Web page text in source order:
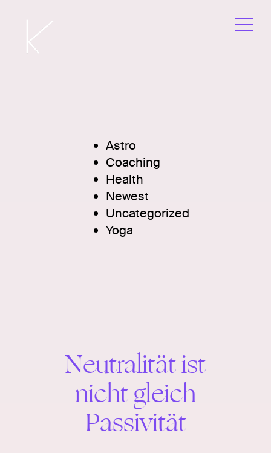
Skip
to
nicht
gleich
Passivität.
Neutralität ist
nicht gleich
Passivität
Astro
Coaching
Health
Newest
Uncategorized
Yoga